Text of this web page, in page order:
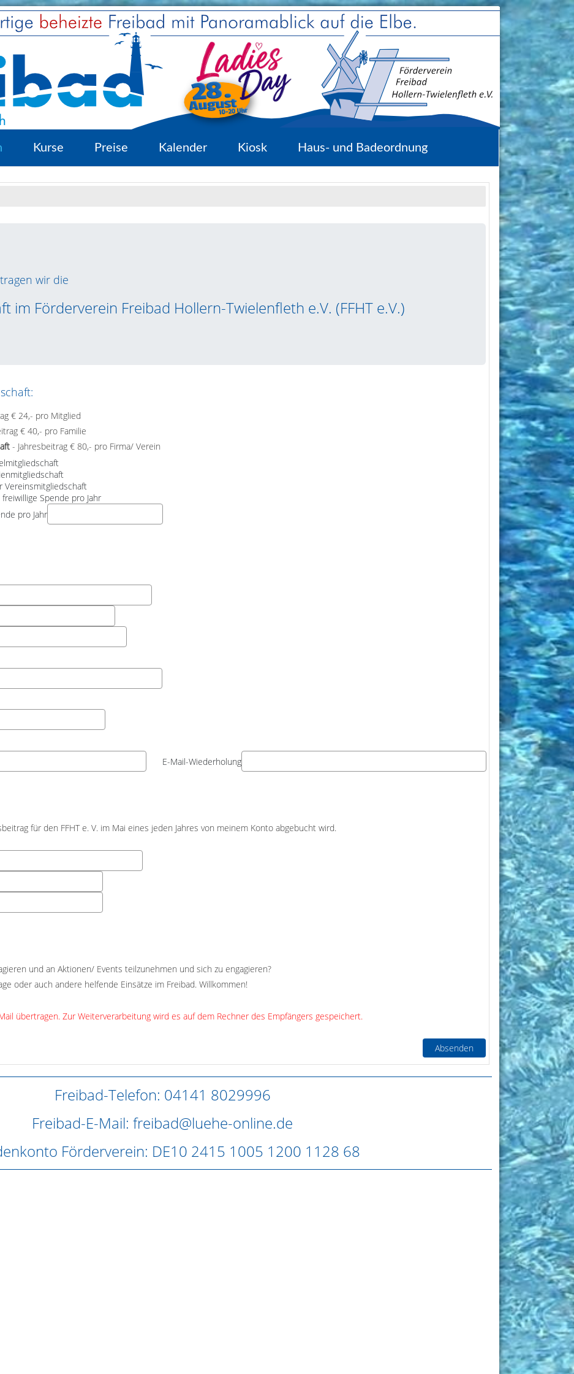
Kurse Preise Kalender Kiosk Haus- und Badeordnung
wir die
im Förderverein Freibad Hollern-Twielenfleth e.V. (FFHT e.V.)
€ 24,- pro Mitglied
€ 40,- pro Familie
- Jahresbeitrag € 80,- pro Firma/ Verein
Vereinsmitgliedschaft
Spende pro Jahr
pro Jahr
E-Mail-Wiederholung
für den FFHT e. V. im Mai eines jeden Jahres von meinem Konto abgebucht wird.
und an Aktionen/ Events teilzunehmen und sich zu engagieren?
oder auch andere helfende Einsätze im Freibad. Willkommen!
übertragen. Zur Weiterverarbeitung wird es auf dem Rechner des Empfängers gespeichert.
Absenden
Freibad-Telefon: 04141 8029996
Freibad-E-Mail: freibad@luehe-online.de
Förderverein: DE10 2415 1005 1200 1128 68